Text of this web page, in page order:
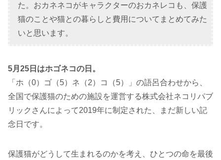
た。おカネネコがキャラクターのおカネレコも、保護
猫のことや猫との暮らしと費用についてまとめてみた
いと思います。
5月25日はホゴネコの日。
「ホ（0）ゴ（5）ネ（2）コ（5）」の語呂合わせから、
全国で保護猫のための施設を運営する株式会社ネコリパブ
リックさんによって2019年に制定された、まだ新しい記
念日です。
保護猫がどうして生まれるのかを考え、ひとつの命を最後